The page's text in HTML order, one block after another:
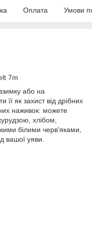
Оплата Умови
7m
або на
її як захист від дрібних
наживок: можете
хлібом,
білими черв'яками,
вашої уяви.